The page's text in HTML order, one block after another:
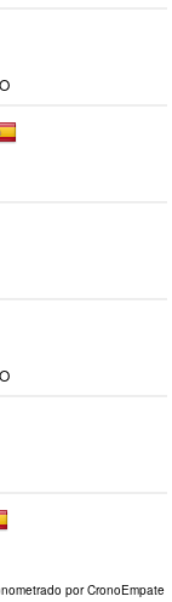
por CronoEmpate